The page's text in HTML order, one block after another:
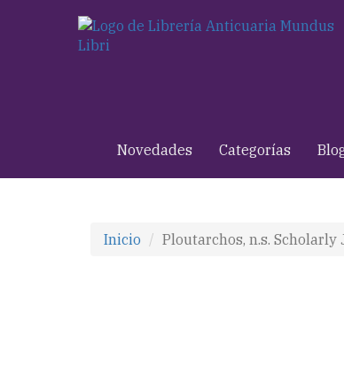
Novedades Categorías
Inicio Ploutarchos, n.s.